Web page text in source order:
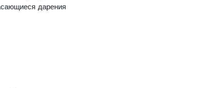
дарения